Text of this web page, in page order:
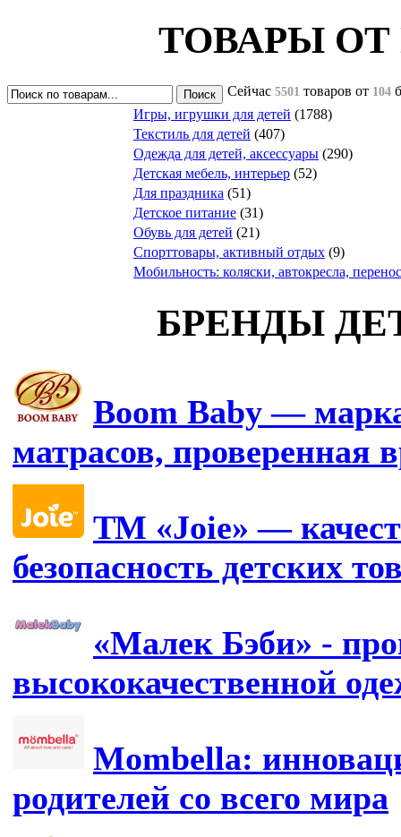
ТОВАРЫ
Сейчас 5501 товаров от 104
Игры, игрушки для детей (1788)
Текстиль для детей (407)
Одежда для детей, аксессуары (290)
Детская мебель, интерьер (52)
Для праздника (51)
Детское питание (31)
Обувь для детей (21)
Спорттовары, активный отдых (9)
Мобильность: коляски, автокресла,
БРЕНДЫ
Boom Baby —
матрасов, проверенная
ТМ «Joie» —
безопасность детских
«Малек Бэби» -
высококачественной
Mombella:
родителей со всего мира